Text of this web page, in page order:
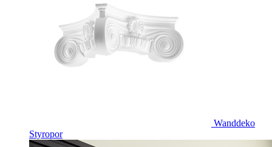
Wanddeko
Styropor